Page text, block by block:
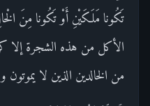
تَكُونا مَلَكَيْنِ أَوْ تَكُونا مِنَ
الأكل من هذه الشجرة إلا
من الخالدين الذين لا